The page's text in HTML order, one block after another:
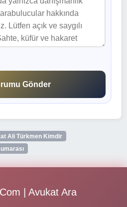
Gönder
Ali Türkmen Kimdir
| Avukat Ara